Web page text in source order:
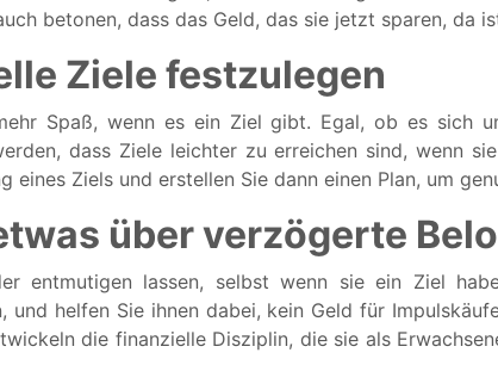
betonen, dass das Geld, das sie jetzt sparen, da
Ziele festzulegen
Spaß, wenn es ein Ziel gibt. Egal, ob es sich
dass Ziele leichter zu erreichen sind, wenn
eines Ziels und erstellen Sie dann einen Plan, um
über verzögerte
entmutigen lassen, selbst wenn sie ein Ziel
helfen Sie ihnen dabei, kein Geld für
die finanzielle Disziplin, die sie als